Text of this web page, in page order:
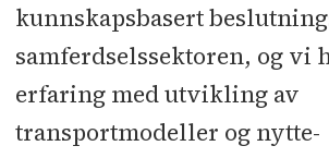
kunnskapsbasert
samferdselssektoren, og vi
erfaring med utvikling av
transportmodeller og nytte-